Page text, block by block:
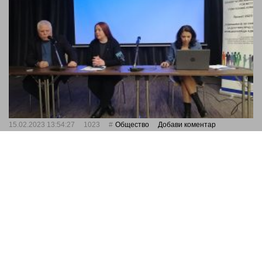
15.02.2023 13:54:27 1023 Общество Добави коментар